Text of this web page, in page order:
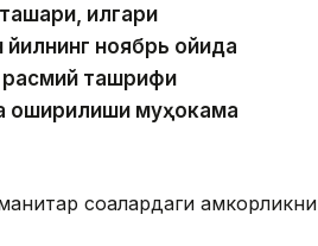
илгари
ноябрь ойида
расмий ташрифи
оширилиши муҳокама
соҳалардаги ҳамкорликни